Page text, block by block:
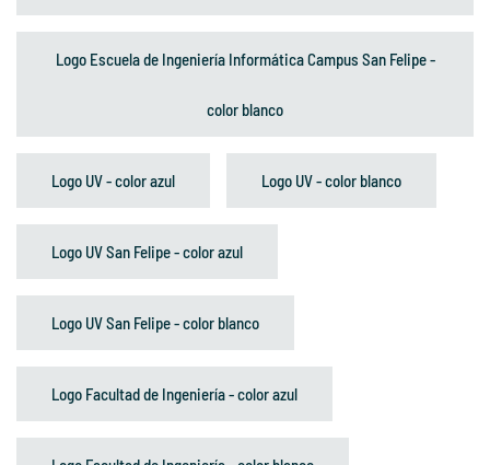
Logo Escuela de Ingeniería Informática Campus San Felipe -
color blanco
Logo UV - color azul Logo UV - color blanco
Logo UV San Felipe - color azul
Logo UV San Felipe - color blanco
Logo Facultad de Ingeniería - color azul